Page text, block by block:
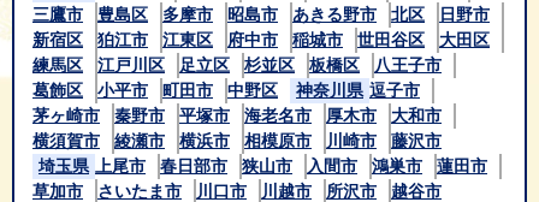
三鷹市
豊島区 多摩市 昭島市 あきる野市 北区
日野市
新宿区
狛江市 江東区 府中市 稲城市 世田谷区
大田区
練馬区
江戸川区 足立区 杉並区 板橋区
八王子市
葛飾区
小平市 町田市 中野区 神奈川県 逗子市
茅ヶ崎市
秦野市 平塚市 海老名市 厚木市
大和市
横須賀市
綾瀬市 横浜市 相模原市 川崎市
藤沢市
埼玉県
上尾市 春日部市 狭山市 入間市 鴻巣市
蓮田市
草加市
さいたま市 川口市 川越市 所沢市
越谷市